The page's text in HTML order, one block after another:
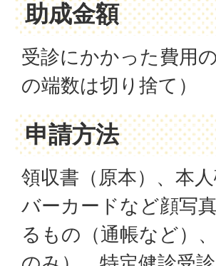
助成金額
受診にかかった費用
の端数は切り捨て）
申請方法
領収書（原本）、本
バーカードなど顔写
るもの（通帳など）